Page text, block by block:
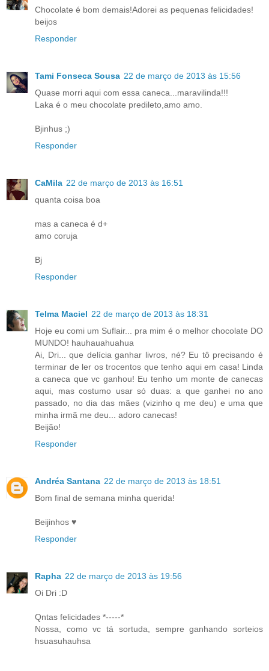
Chocolate é bom demais!Adorei as pequenas felicidades!
beijos
Responder
Tami Fonseca Sousa 22 de março de 2013 às 15:56
Quase morri aqui com essa caneca...maravilinda!!!
Laka é o meu chocolate predileto,amo amo.
Bjinhus ;)
Responder
CaMila 22 de março de 2013 às 16:51
quanta coisa boa
mas a caneca é d+
amo coruja
Bj
Responder
Telma Maciel 22 de março de 2013 às 18:31
Hoje eu comi um Suflair... pra mim é o melhor chocolate DO
MUNDO! hauhauahuahua
Ai, Dri... que delícia ganhar livros, né? Eu tô precisando é
terminar de ler os trocentos que tenho aqui em casa! Linda
a caneca que vc ganhou! Eu tenho um monte de canecas
aqui, mas costumo usar só duas: a que ganhei no ano
passado, no dia das mães (vizinho q me deu) e uma que
minha irmã me deu... adoro canecas!
Beijão!
Responder
Andréa Santana 22 de março de 2013 às 18:51
Bom final de semana minha querida!
Beijinhos ♥
Responder
Rapha 22 de março de 2013 às 19:56
Oi Dri :D
Qntas felicidades *-----*
Nossa, como vc tá sortuda, sempre ganhando sorteios
hsuasuhauhsa